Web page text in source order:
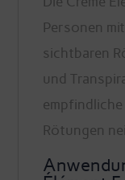
Personen
sichtbaren
und
Rötungen